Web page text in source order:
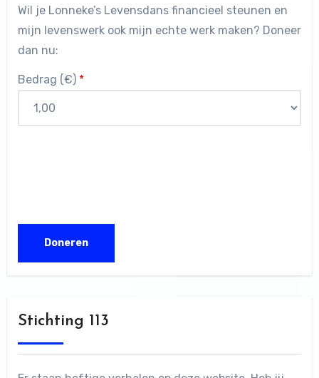
Wil je Lonneke’s Levensdans financieel steunen en
mijn levenswerk ook mijn echte werk maken? Doneer
dan nu:
Bedrag (€) *
Stichting 113